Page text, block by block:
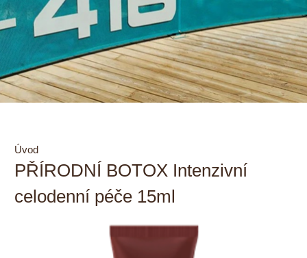
Úvod
PŘÍRODNÍ BOTOX Intenzivní
celodenní péče 15ml